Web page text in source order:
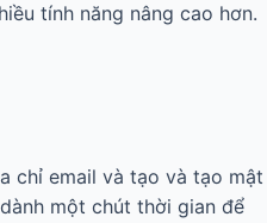
tính năng nâng cao hơn.
chỉ email và tạo và tạo mật
một chút thời gian để